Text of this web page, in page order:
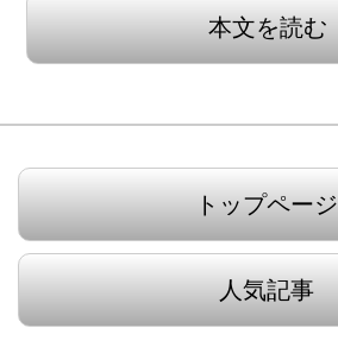
本文を読む
トップページ
人気記事